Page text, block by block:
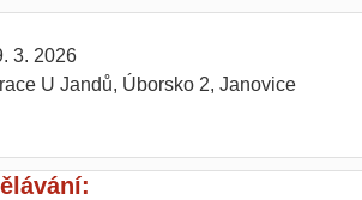
3. 2026
U Jandů, Úborsko 2, Janovice